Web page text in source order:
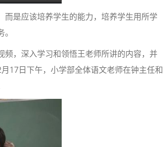
是应该培养学生的能力，培养学生用所学
，深入学习和领悟王老师所讲的内容，并
17日下午，小学部全体语文老师在钟主任和